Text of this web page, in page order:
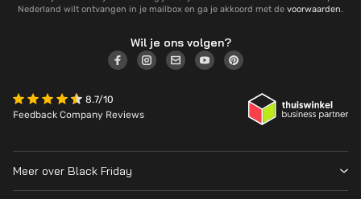
Nederland wilt ontvangen in je mailbox en ga je akkoord met de voorwaarden.
Wil je ons volgen?
8.7/10
Feedback Company Reviews
Meer over Black Friday